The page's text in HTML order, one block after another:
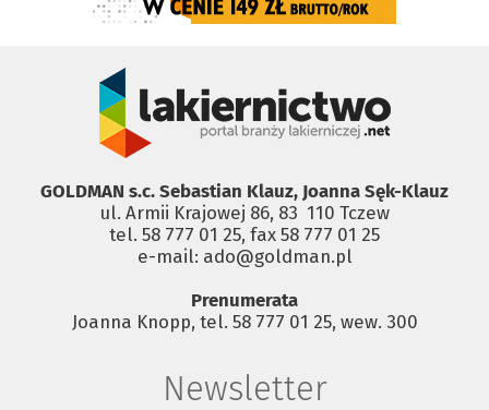
GOLDMAN s.c. Sebastian Klauz, Joanna Sęk-Klauz
ul. Armii Krajowej 86, 83 ­ 110 Tczew
tel. 58 777 01 25, fax 58 777 01 25
e-mail: ado@goldman.pl
Prenumerata
Joanna Knopp, tel. 58 777 01 25, wew. 300
Newsletter